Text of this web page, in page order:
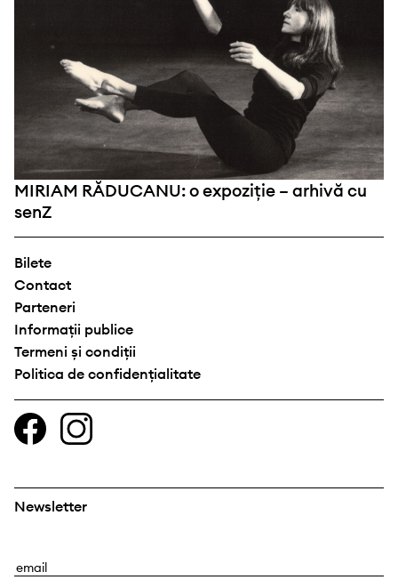
MIRIAM RĂDUCANU: o expoziție – arhivă cu
senZ
Bilete
Contact
Parteneri
Informații publice
Termeni și condiții
Politica de confidențialitate
Newsletter
E